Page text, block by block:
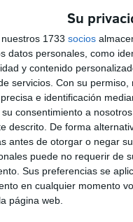
Su
1733 socios
datos personales, como
y contenido
servicios. Con su permiso,
e identificación
consentimiento a
descrito. De forma
antes de otorgar o negar
puede no requerir de
Sus preferencias se
en cualquier momento
página web.
entre las cinco
mismo periodo de
en toda
de pruebas